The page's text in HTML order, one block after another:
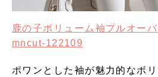
鹿の子ボリューム袖プルオー
mncut-122109
ポワンとした袖が魅力的なボリ